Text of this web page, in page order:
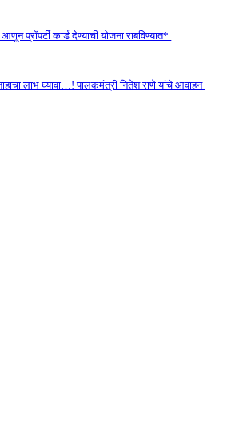
प्रॉपर्टी कार्ड देण्याची योजना राबविण्यात*
लाभ घ्यावा…! पालकमंत्री नितेश राणे यांचे आवाहन